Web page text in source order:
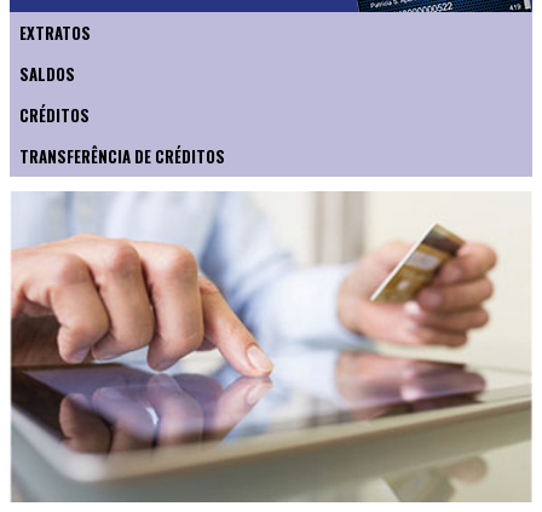
EXTRATOS
SALDOS
CRÉDITOS
TRANSFERÊNCIA DE CRÉDITOS